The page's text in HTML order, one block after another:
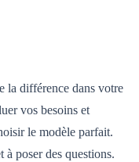
la différence dans votre
vos besoins et
le modèle parfait.
à poser des questions.